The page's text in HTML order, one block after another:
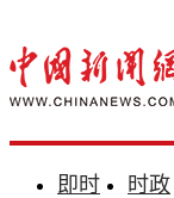
即时 时政